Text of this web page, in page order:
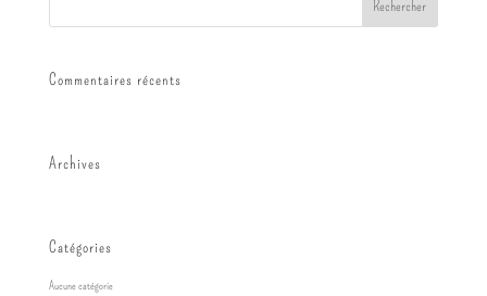
Commentaires récents
Archives
Catégories
Aucune catégorie